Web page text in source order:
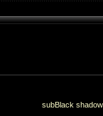
subBlack